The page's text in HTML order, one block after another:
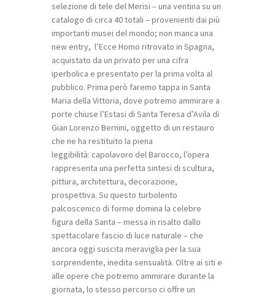
selezione di tele del Merisi – una ventina su un
catalogo di circa 40 totali – provenienti dai più
importanti musei del mondo; non manca una
new entry, l’Ecce Homo ritrovato in Spagna,
acquistato da un privato per una cifra
iperbolica e presentato per la prima volta al
pubblico. Prima però faremo tappa in Santa
Maria della Vittoria, dove potremo ammirare a
porte chiuse l’Estasi di Santa Teresa d’Avila di
Gian Lorenzo Bernini, oggetto di un restauro
che ne ha restituito la piena
leggibilità: capolavoro del Barocco, l’opera
rappresenta una perfetta sintesi di scultura,
pittura, architettura, decorazione,
prospettiva. Su questo turbolento
palcoscenico di forme domina la celebre
figura della Santa – messa in risalto dallo
spettacolare fascio di luce naturale – che
ancora oggi suscita meraviglia per la sua
sorprendente, inedita sensualità. Oltre ai siti e
alle opere che potremo ammirare durante la
giornata, lo stesso percorso ci offre un